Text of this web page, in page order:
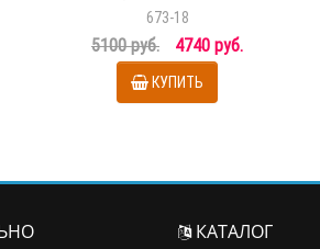
компрессии арт. 751H
673-18
5100 руб. 4740 руб.
КУПИТЬ
КАТАЛОГ